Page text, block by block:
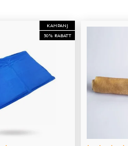
KAMPANJ
50% RABATT